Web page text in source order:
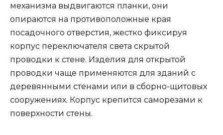
механизма выдвигаются планки, они
опираются на противоположные края
посадочного отверстия, жестко фиксируя
корпус переключателя света скрытой
проводки к стене. Изделия для открытой
проводки чаще применяются для зданий с
деревянными стенами или в сборно-щитовых
сооружениях. Корпус крепится саморезами к
поверхности стены.